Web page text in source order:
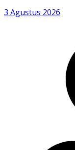
3 Agustus 2026